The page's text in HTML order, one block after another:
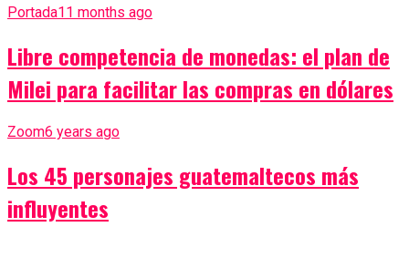
Portada11 months ago
Libre competencia de monedas: el plan de
Milei para facilitar las compras en dólares
Zoom6 years ago
Los 45 personajes guatemaltecos más
influyentes